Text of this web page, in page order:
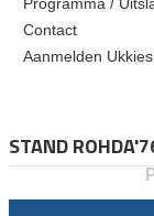
Contact
Aanmelden Ukkies
STAND